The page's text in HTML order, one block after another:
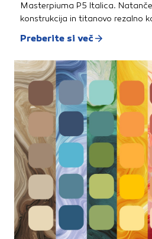
Masterpiuma P5 Italica.
konstrukcija in titanovo rezalno
Preberite si več